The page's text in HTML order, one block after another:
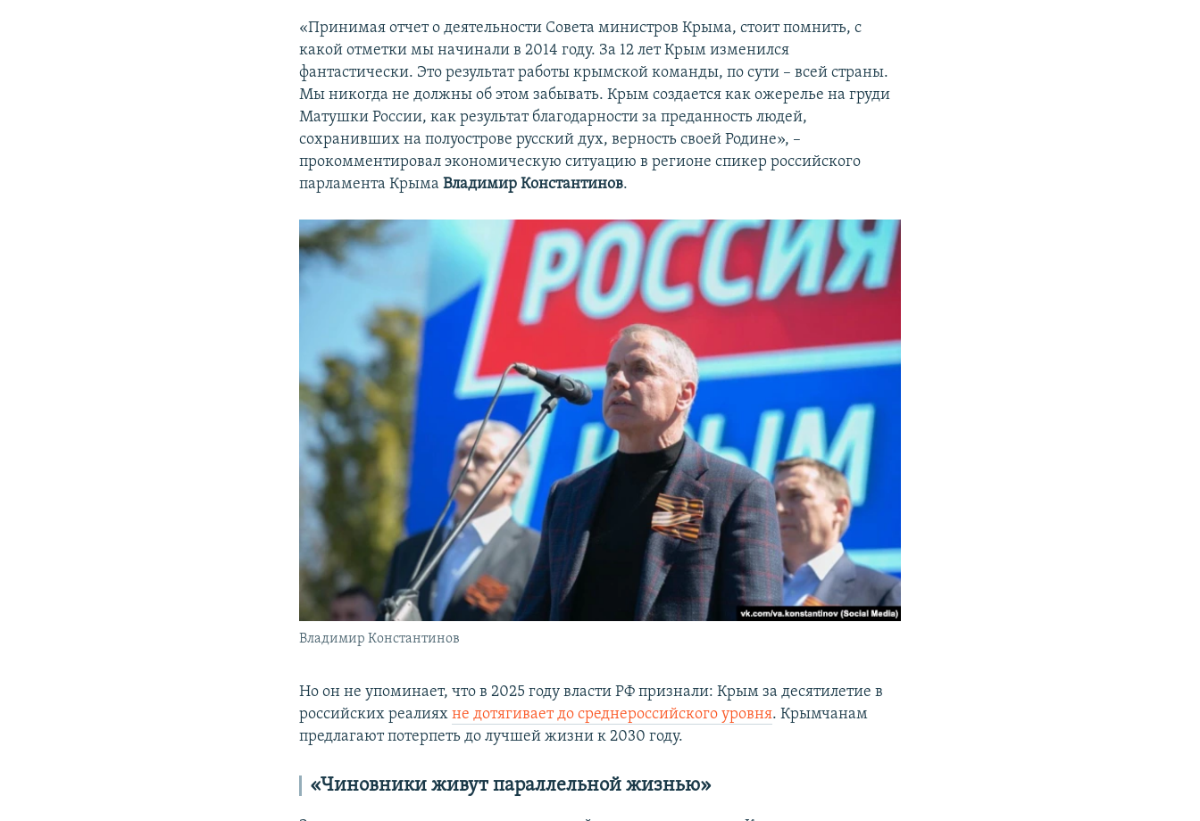
«Принимая отчет о деятельности Совета министров Крыма, стоит помнить, с
какой отметки мы начинали в 2014 году. За 12 лет Крым изменился
фантастически. Это результат работы крымской команды, по сути – всей страны.
Мы никогда не должны об этом забывать. Крым создается как ожерелье на груди
Матушки России, как результат благодарности за преданность людей,
сохранивших на полуострове русский дух, верность своей Родине», –
прокомментировал экономическую ситуацию в регионе спикер российского
парламента КрымаВладимир Константинов.
Владимир Константинов
Но он не упоминает, что в 2025 году власти РФ признали: Крым за десятилетие в
российских реалияхне дотягивает до среднероссийского уровня. Крымчанам
предлагают потерпеть до лучшей жизни к 2030 году.
«Чиновники живут параллельной жизнью»